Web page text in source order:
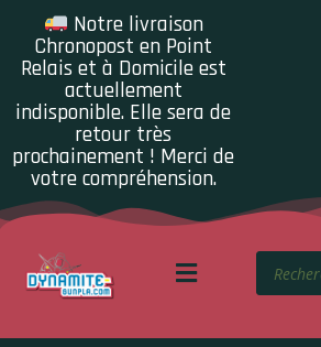
Notre livraison
Chronopost en Point
Relais et à Domicile est
actuellement
indisponible. Elle sera de
retour très
prochainement ! Merci de
votre compréhension.